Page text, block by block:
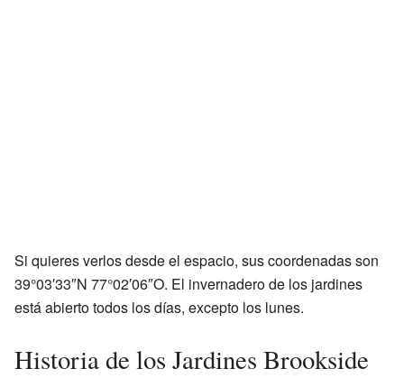
Si quieres verlos desde el espacio, sus coordenadas son
39°03′33″N 77°02′06″O. El invernadero de los jardines
está abierto todos los días, excepto los lunes.
Historia de los Jardines Brookside